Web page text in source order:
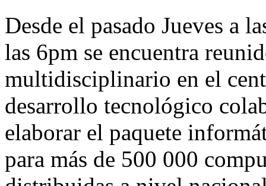
Desde el pasado Jueves a
las 6pm se encuentra
multidisciplinario en el
desarrollo tecnológico
elaborar el paquete
para más de 500 000